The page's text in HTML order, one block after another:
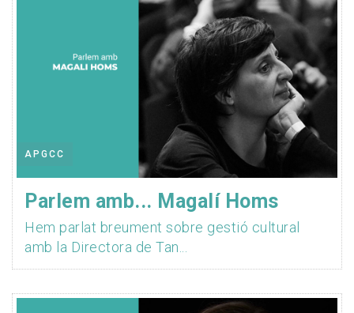
APGCC
Parlem amb... Magalí Homs
Hem parlat breument sobre gestió cultural
amb la Directora de Tan...